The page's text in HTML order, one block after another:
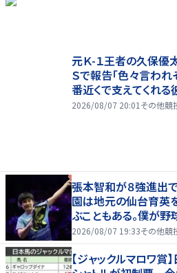
元Ｋ-１王者の久保優
Ｓで報告「色々言われ
番近くで支えてくれ
家庭を築いていきたい
2026/08/07 20:01その他競
張本智和が８強進出
園は地元の仙台育英
ぶこともある。僕が野
た」
2026/08/07 19:33その他競
【ジャックルマロワ賞